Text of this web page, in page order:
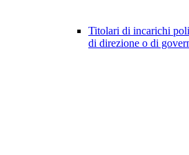
Titolari di incarichi
di direzione o di